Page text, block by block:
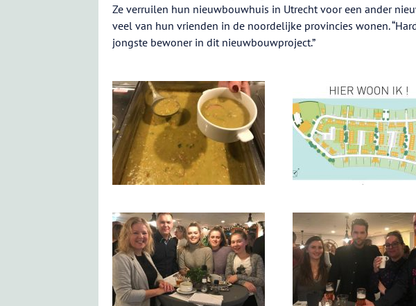
Ze verruilen hun nieuwbouwhuis in Utrecht voor een ander
veel van hun vrienden in de noordelijke provincies wonen.
jongste bewoner in dit nieuwbouwproject.”